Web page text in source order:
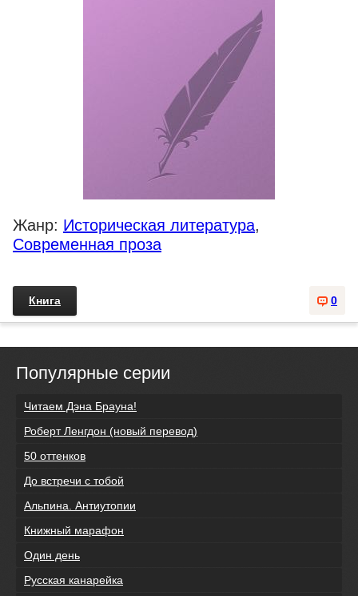
Жанр: Историческая литература,
Современная проза
0
Книга
Популярные серии
Читаем Дэна Брауна!
Роберт Ленгдон (новый перевод)
50 оттенков
До встречи с тобой
Альпина. Антиутопии
Книжный марафон
Один день
Русская канарейка